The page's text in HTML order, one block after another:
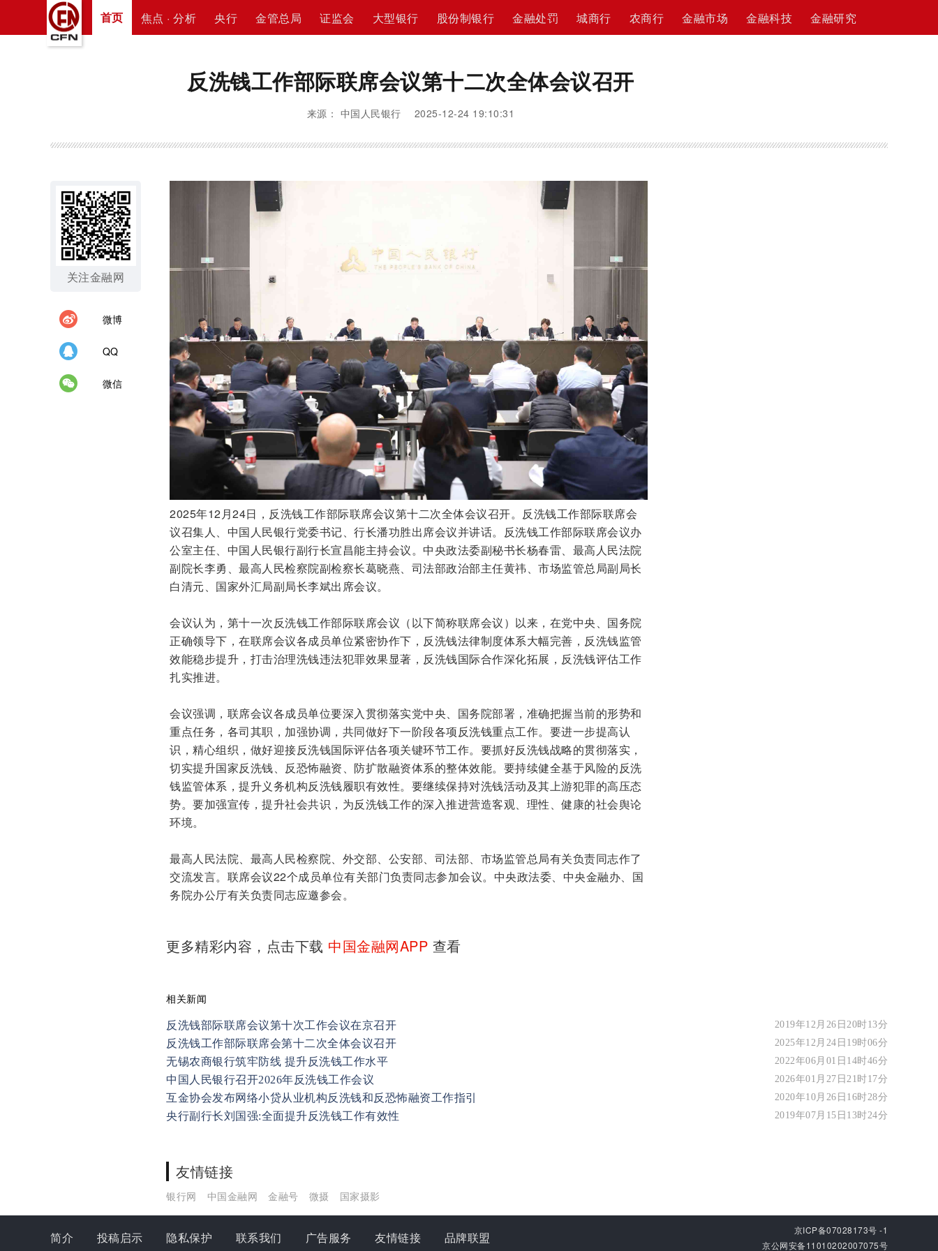
首页 焦点 · 分析 央行 金管总局 证监会 大型银行 股份制银行 金融处罚 城商行 农商行 金融市场 金融科技 金融研究
反洗钱工作部际联席会议第十二次全体会议召开
来源： 中国人民银行 2025-12-24 19:10:31
关注金融网
微博
QQ
微信
2025年12月24日，反洗钱工作部际联席会议第十二次全体会议召开。反洗钱工作部际联席会
议召集人、中国人民银行党委书记、行长潘功胜出席会议并讲话。反洗钱工作部际联席会议办
公室主任、中国人民银行副行长宣昌能主持会议。中央政法委副秘书长杨春雷、最高人民法院
副院长李勇、最高人民检察院副检察长葛晓燕、司法部政治部主任黄祎、市场监管总局副局长
白清元、国家外汇局副局长李斌出席会议。
会议认为，第十一次反洗钱工作部际联席会议（以下简称联席会议）以来，在党中央、国务院
正确领导下，在联席会议各成员单位紧密协作下，反洗钱法律制度体系大幅完善，反洗钱监管
效能稳步提升，打击治理洗钱违法犯罪效果显著，反洗钱国际合作深化拓展，反洗钱评估工作
扎实推进。
会议强调，联席会议各成员单位要深入贯彻落实党中央、国务院部署，准确把握当前的形势和
重点任务，各司其职，加强协调，共同做好下一阶段各项反洗钱重点工作。要进一步提高认
识，精心组织，做好迎接反洗钱国际评估各项关键环节工作。要抓好反洗钱战略的贯彻落实，
切实提升国家反洗钱、反恐怖融资、防扩散融资体系的整体效能。要持续健全基于风险的反洗
钱监管体系，提升义务机构反洗钱履职有效性。要继续保持对洗钱活动及其上游犯罪的高压态
势。要加强宣传，提升社会共识，为反洗钱工作的深入推进营造客观、理性、健康的社会舆论
环境。
最高人民法院、最高人民检察院、外交部、公安部、司法部、市场监管总局有关负责同志作了
交流发言。联席会议22个成员单位有关部门负责同志参加会议。中央政法委、中央金融办、国
务院办公厅有关负责同志应邀参会。
更多精彩内容，点击下载 中国金融网APP 查看
相关新闻
反洗钱部际联席会议第十次工作会议在京召开 2019年12月26日20时13分
反洗钱工作部际联席会第十二次全体会议召开 2025年12月24日19时06分
无锡农商银行筑牢防线 提升反洗钱工作水平 2022年06月01日14时46分
中国人民银行召开2026年反洗钱工作会议 2026年01月27日21时17分
互金协会发布网络小贷从业机构反洗钱和反恐怖融资工作指引 2020年10月26日16时28分
央行副行长刘国强:全面提升反洗钱工作有效性 2019年07月15日13时24分
友情链接
银行网 中国金融网 金融号 微摄 国家摄影
简介 投稿启示 隐私保护 联系我们 广告服务 友情链接 品牌联盟
京ICP备07028173号 -1
京公网安备11010202007075号